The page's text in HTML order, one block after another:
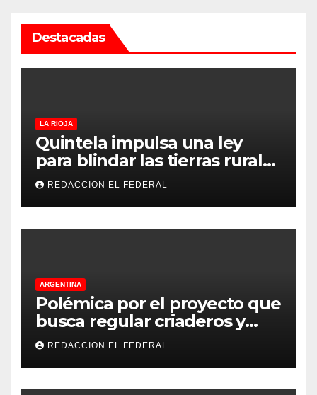
Destacadas
LA RIOJA
Quintela impulsa una ley
para blindar las tierras rurales
de La Rioja: cuáles son los
principales puntos
REDACCION EL FEDERAL
ARGENTINA
Polémica por el proyecto que
busca regular criaderos y
refugios de perros y gatos:
denuncian excesos, mientras
proteccionistas reclaman
REDACCION EL FEDERAL